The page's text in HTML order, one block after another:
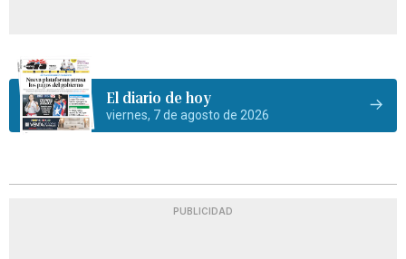
El diario de hoy
viernes, 7 de agosto de 2026
PUBLICIDAD